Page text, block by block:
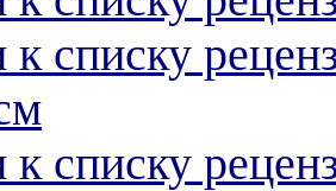
к списку
к списку